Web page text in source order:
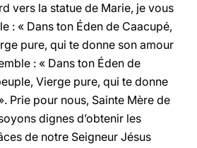
vers la statue de Marie, je vous
: « Dans ton Éden de Caacupé,
pure, qui te donne son amour
: « Dans ton Éden de
Vierge pure, qui te donne
Prie pour nous, Sainte Mère de
dignes d’obtenir les
de notre Seigneur Jésus